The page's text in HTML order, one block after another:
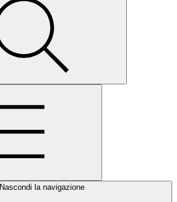
Nascondi la navigazione